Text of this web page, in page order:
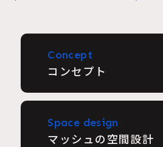
Concept
コンセプト
Space design
マッシュの空間設計